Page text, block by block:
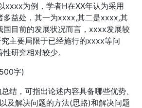
xxxx为例，学者H在XX年认为采用
多益处，其一为xxxx,其二是xxxx,其
目前的发展状况而言，xxxx发展较
主要局限于已经施行的xxxx等问
研究相对较少。
字)
结，可指出论述内容具备哪些优势、
及解决问题的方法(思路)和解决问题